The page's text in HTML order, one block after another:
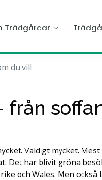
Trädgårdar
du vill
från
Väldigt mycket.
Det har blivit gröna
och Wales. Men också